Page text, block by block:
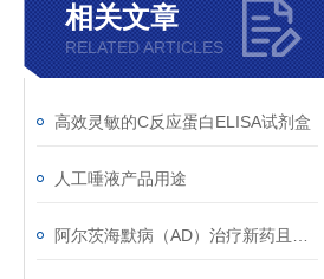
相关文章
RELATED ARTICLES
高效灵敏的C反应蛋白ELISA试剂盒
人工唾液产品用途